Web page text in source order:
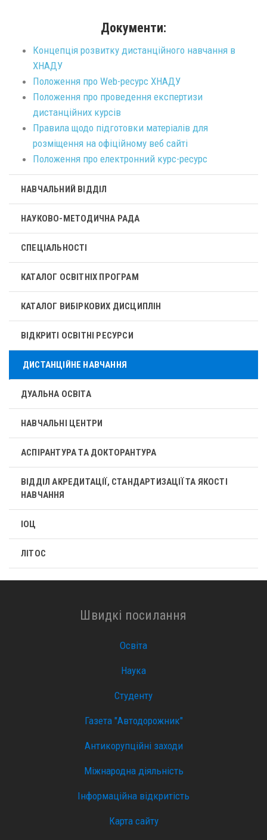
Документи:
Концепція розвитку дистанційного навчання в
ХНАДУ
Положення про Web-ресурс ХНАДУ
Положення про проведення експертизи
дистанційних курсів
Правила щодо підготовки матеріалів для
розміщення на офіційному веб сайті
Положення про електронний курс-ресурс
НАВЧАЛЬНИЙ ВІДДІЛ
НАУКОВО-МЕТОДИЧНА РАДА
СПЕЦІАЛЬНОСТІ
КАТАЛОГ ОСВІТНІХ ПРОГРАМ
КАТАЛОГ ВИБІРКОВИХ ДИСЦИПЛІН
ВІДКРИТІ ОСВІТНІ РЕСУРСИ
ДИСТАНЦІЙНЕ НАВЧАННЯ
ДУАЛЬНА ОСВІТА
НАВЧАЛЬНІ ЦЕНТРИ
АСПІРАНТУРА ТА ДОКТОРАНТУРА
ВІДДІЛ АКРЕДИТАЦІЇ, СТАНДАРТИЗАЦІЇ ТА ЯКОСТІ
НАВЧАННЯ
ІОЦ
ЛІТОС
Швидкі посилання
Освіта
Наука
Студенту
Газета "Автодорожник"
Антикорупційні заходи
Міжнародна діяльність
Інформаційна відкритість
Карта сайту